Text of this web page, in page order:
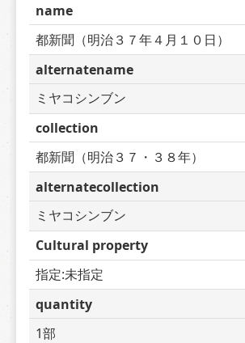
name
都新聞（明治３７年４月１０日）
alternatename
ミヤコシンブン
collection
都新聞（明治３７・３８年）
alternatecollection
ミヤコシンブン
Cultural property
指定:未指定
quantity
1部